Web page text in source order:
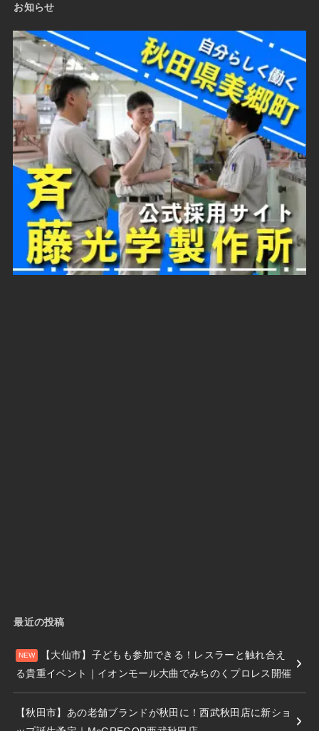
お知らせ
最近の投稿
【大仙市】子どもも参加できる！レスラーと触れ合え
る貴重イベント｜イオンモール大曲でみちのくプロレス開催
【秋田市】あの老舗ブランドが秋田に！西武秋田店に新ショ